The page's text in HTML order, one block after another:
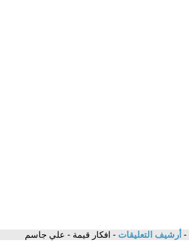
- أرشيف التعليقات - افكار قيمة - علي جاسم